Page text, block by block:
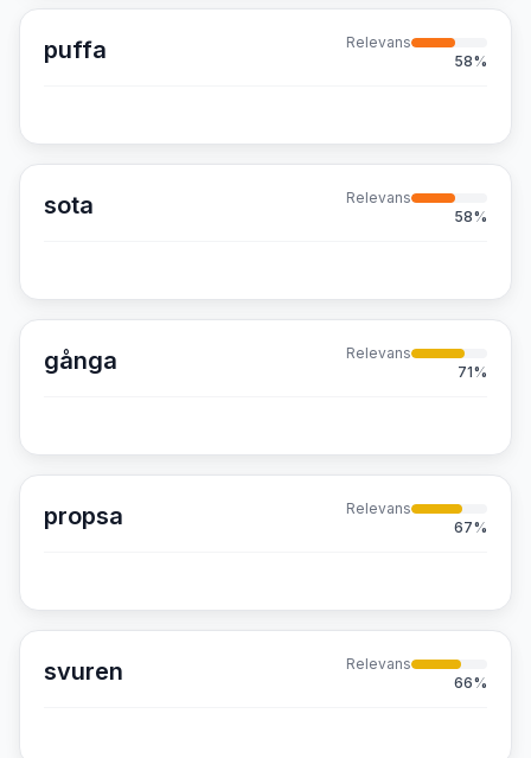
puffa
Relevans
58%
sota
Relevans
58%
gånga
Relevans
71%
propsa
Relevans
67%
svuren
Relevans
66%